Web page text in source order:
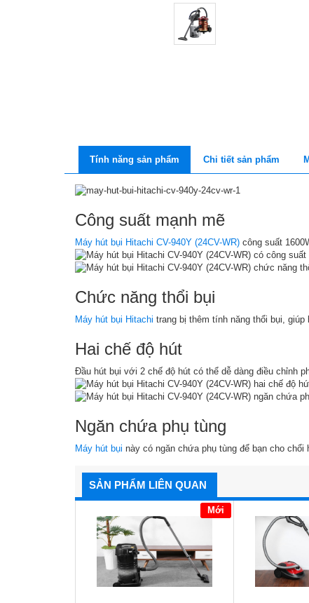
Tính năng sản phẩm Chi tiết sản phẩm
Công suất mạnh mẽ
Máy hút bụi Hitachi CV-940Y (24CV-WR) công suất
Chức năng thổi bụi
Máy hút bụi Hitachi trang bị thêm tính năng thổi bụi,
Hai chế độ hút
Đầu hút bụi với 2 chế độ hút có thể dễ dàng điều chỉnh
Ngăn chứa phụ tùng
Máy hút bụi này có ngăn chứa phụ tùng để bạn cho
SẢN PHẨM LIÊN QUAN
Mới